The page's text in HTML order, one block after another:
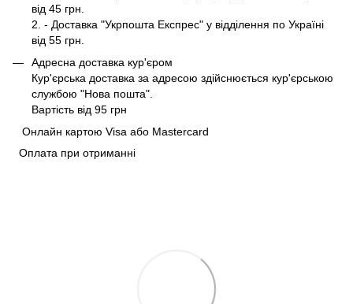
від 45 грн.
2. - Доставка "Укрпошта Експрес" у відділення по Україні
від 55 грн.
Адресна доставка кур'єром
Кур'єрська доставка за адресою здійснюється кур'єрською
службою "Нова пошта".
Вартість від 95 грн
Онлайн картою Visa або Mastercard
Оплата при отриманні